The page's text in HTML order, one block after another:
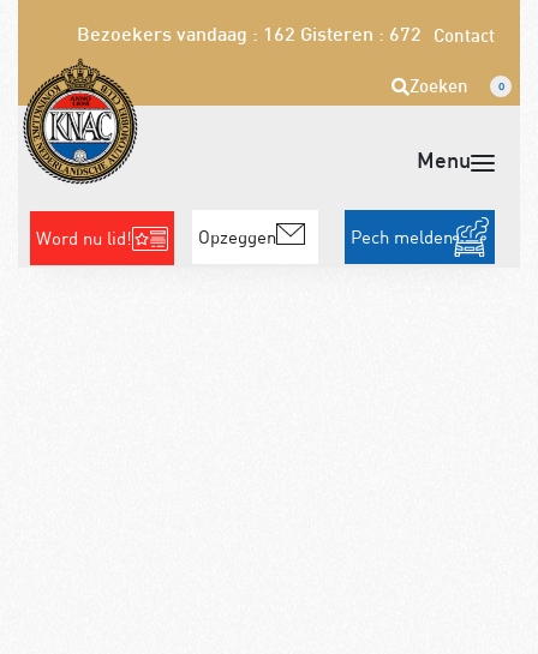
Bezoekers vandaag : 162 Gisteren : 672 Contact
Zoeken 0
Word nu lid! Opzeggen Pech melden